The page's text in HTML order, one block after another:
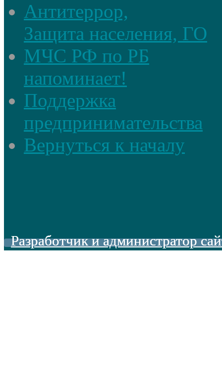
Антитеррор,
Защита населения, ГО
МЧС РФ по РБ
напоминает!
Поддержка
предпринимательства
Вернуться к началу
Разработчик и администратор